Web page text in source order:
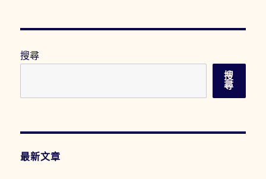
搜尋
搜
尋
最新文章